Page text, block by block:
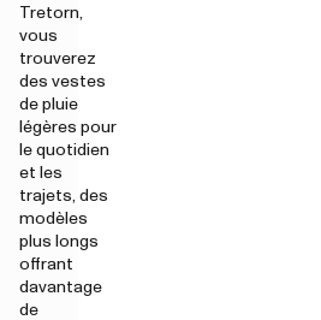
Tretorn,
vous
trouverez
des vestes
de pluie
légères pour
le quotidien
et les
trajets, des
modèles
plus longs
offrant
davantage
de